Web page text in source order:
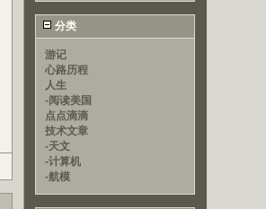
分类
游记
心路历程
人生
-阅读美国
点点滴滴
技术文章
-天文
-计算机
-航模